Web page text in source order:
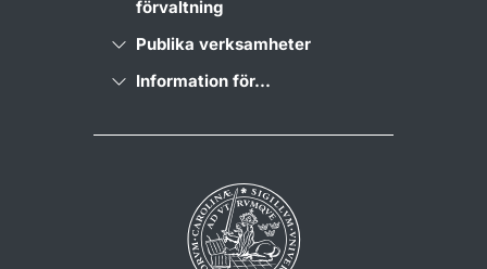
förvaltning
Publika verksamheter
Information för...